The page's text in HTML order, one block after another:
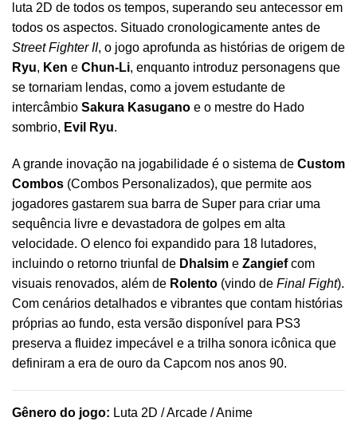
luta 2D de todos os tempos, superando seu antecessor em
todos os aspectos. Situado cronologicamente antes de
Street Fighter II, o jogo aprofunda as histórias de origem de
Ryu, Ken e Chun-Li, enquanto introduz personagens que
se tornariam lendas, como a jovem estudante de
intercâmbio Sakura Kasugano e o mestre do Hado
sombrio, Evil Ryu.
A grande inovação na jogabilidade é o sistema de Custom
Combos (Combos Personalizados), que permite aos
jogadores gastarem sua barra de Super para criar uma
sequência livre e devastadora de golpes em alta
velocidade. O elenco foi expandido para 18 lutadores,
incluindo o retorno triunfal de Dhalsim e Zangiefcom
visuais renovados, além de Rolento (vindo de Final Fight).
Com cenários detalhados e vibrantes que contam histórias
próprias ao fundo, esta versão disponível para PS3
preserva a fluidez impecável e a trilha sonora icônica que
definiram a era de ouro da Capcom nos anos 90.
Gênero do jogo: Luta 2D / Arcade / Anime